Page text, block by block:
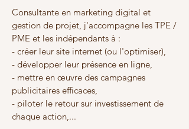
Consultante en marketing digital et
gestion de projet, j'accompagne les TPE /
PME et les indépendants à :
- créer leur site internet (ou l'optimiser),
- développer leur présence en ligne,
- mettre en œuvre des campagnes
publicitaires efficaces,
- piloter le retour sur investissement de
chaque action,...